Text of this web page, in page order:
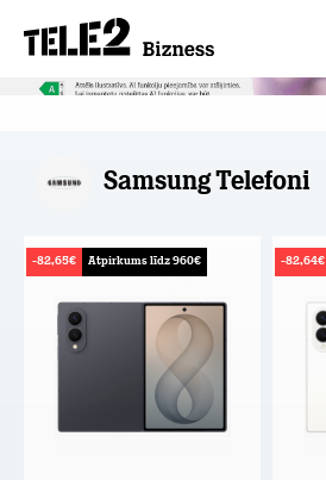
Samsung Telefoni
-82,65€ Atpirkums līdz 960€ -82,64€